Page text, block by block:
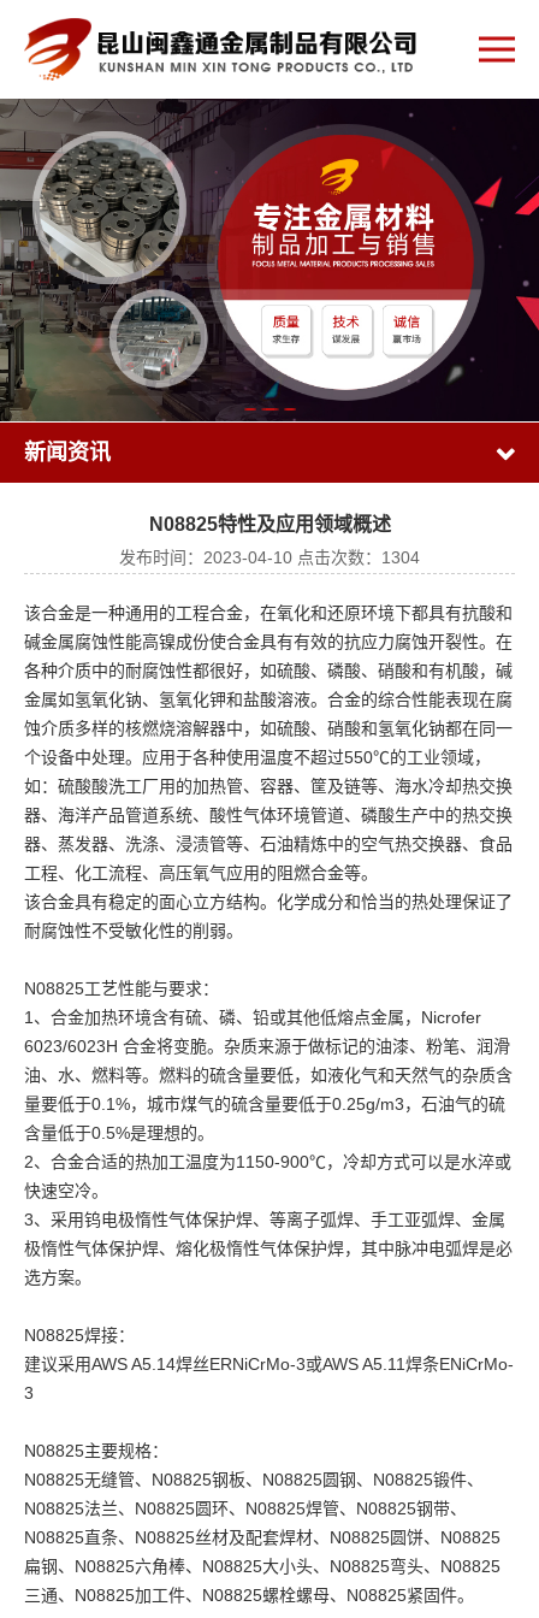
新闻资讯
N08825特性及应用领域概述
发布时间：2023-04-10 点击次数：1304
该合金是一种通用的工程合金，在氧化和还原环境下都具有抗酸和
碱金属腐蚀性能高镍成份使合金具有有效的抗应力腐蚀开裂性。在
各种介质中的耐腐蚀性都很好，如硫酸、磷酸、硝酸和有机酸，碱
金属如氢氧化钠、氢氧化钾和盐酸溶液。合金的综合性能表现在腐
蚀介质多样的核燃烧溶解器中，如硫酸、硝酸和氢氧化钠都在同一
个设备中处理。应用于各种使用温度不超过550℃的工业领域，
如：硫酸酸洗工厂用的加热管、容器、筐及链等、海水冷却热交换
器、海洋产品管道系统、酸性气体环境管道、磷酸生产中的热交换
器、蒸发器、洗涤、浸渍管等、石油精炼中的空气热交换器、食品
工程、化工流程、高压氧气应用的阻燃合金等。
该合金具有稳定的面心立方结构。化学成分和恰当的热处理保证了
耐腐蚀性不受敏化性的削弱。
N08825工艺性能与要求：
1、合金加热环境含有硫、磷、铅或其他低熔点金属，Nicrofer
6023/6023H 合金将变脆。杂质来源于做标记的油漆、粉笔、润滑
油、水、燃料等。燃料的硫含量要低，如液化气和天然气的杂质含
量要低于0.1%，城市煤气的硫含量要低于0.25g/m3，石油气的硫
含量低于0.5%是理想的。
2、合金合适的热加工温度为1150-900℃，冷却方式可以是水淬或
快速空冷。
3、采用钨电极惰性气体保护焊、等离子弧焊、手工亚弧焊、金属
极惰性气体保护焊、熔化极惰性气体保护焊，其中脉冲电弧焊是必
选方案。
N08825焊接：
建议采用AWS A5.14焊丝ERNiCrMo-3或AWS A5.11焊条ENiCrMo-
3
N08825主要规格：
N08825无缝管、N08825钢板、N08825圆钢、N08825锻件、
N08825法兰、N08825圆环、N08825焊管、N08825钢带、
N08825直条、N08825丝材及配套焊材、N08825圆饼、N08825
扁钢、N08825六角棒、N08825大小头、N08825弯头、N08825
三通、N08825加工件、N08825螺栓螺母、N08825紧固件。